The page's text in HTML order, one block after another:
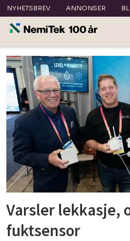
NYHETSBREV ANNONSER
Tag:
sensor
Varsler lekkasje,
fuktsensor